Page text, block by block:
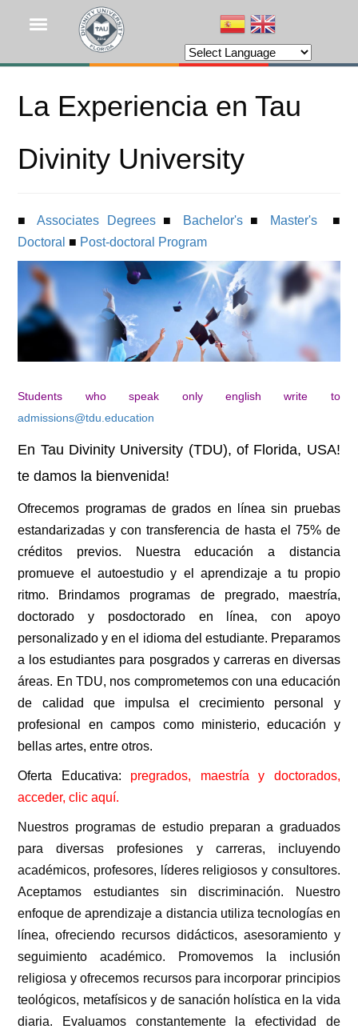
La Experiencia en Tau
Divinity University
■Associates Degrees■ Bachelor's ■ Master's
■
Doctoral ■ Post-doctoral Program
Students who speak only english write to
admissions@tdu.education
En Tau Divinity University (TDU), of Florida, USA!
te damos la bienvenida!
Ofrecemos programas de grados en línea sin pruebas
estandarizadas y con transferencia de hasta el 75% de
créditos previos. Nuestra educación a distancia
promueve el autoestudio y el aprendizaje a tu propio
ritmo. Brindamos programas de pregrado, maestría,
doctorado y posdoctorado en línea, con apoyo
personalizado y en el idioma del estudiante. Preparamos
a los estudiantes para posgrados y carreras en diversas
áreas. En TDU, nos comprometemos con una educación
de calidad que impulsa el crecimiento personal y
profesional en campos como ministerio, educación y
bellas artes, entre otros.
Oferta Educativa:
pregrados, maestría y doctorados,
acceder, clic aquí.
Nuestros programas de estudio preparan a graduados
para diversas profesiones y carreras, incluyendo
académicos, profesores, líderes religiosos y consultores.
Aceptamos estudiantes sin discriminación. Nuestro
enfoque de aprendizaje a distancia utiliza tecnologías en
línea, ofreciendo recursos didácticos, asesoramiento y
seguimiento académico. Promovemos la inclusión
religiosa y ofrecemos recursos para incorporar principios
teológicos, metafísicos y de sanación holística en la vida
diaria. Evaluamos constantemente la efectividad de